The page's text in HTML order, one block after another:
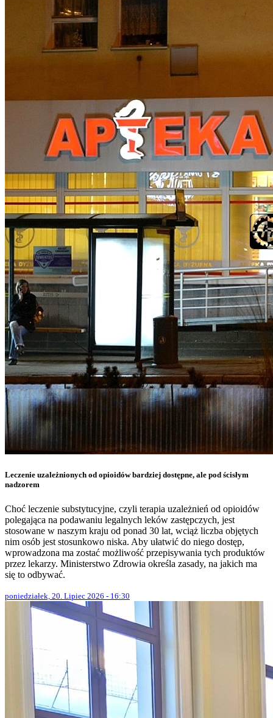
Leczenie uzależnionych od opioidów bardziej dostępne, ale pod ścisłym
nadzorem
Choć leczenie substytucyjne, czyli terapia uzależnień od opioidów
polegająca na podawaniu legalnych leków zastępczych, jest
stosowane w naszym kraju od ponad 30 lat, wciąż liczba objętych
nim osób jest stosunkowo niska. Aby ułatwić do niego dostęp,
wprowadzona ma zostać możliwość przepisywania tych produktów
przez lekarzy. Ministerstwo Zdrowia określa zasady, na jakich ma
się to odbywać.
poniedziałek, 20. Lipiec 2026 - 16:30